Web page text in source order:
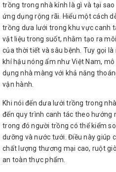
trồng trong nhà kính là gì và tại
ứng dụng rộng rãi. Hiểu một cách
trồng dưa lưới trong khu vực canh
vật liệu trong suốt, nhằm tạo ra
của thời tiết và sâu bệnh. Tuy gọi
khí hậu nóng ẩm như Việt Nam,
dụng nhà màng với khả năng
vận hành.
Khi nói đến dưa lưới trồng trong
đến quy trình canh tác theo hướng
trong đó người trồng có thể kiểm
dưỡng và nước tưới. Điều này giúp
chất lượng thương mại cao, ruột
an toàn thực phẩm.